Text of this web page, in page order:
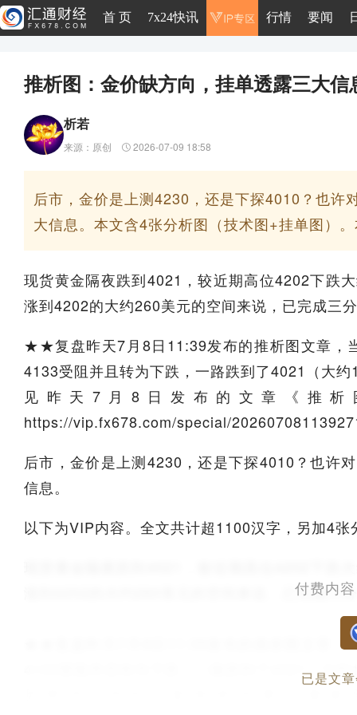
首 页 7x24快讯 行情 要闻
推析图：金价缺方向，挂单透露三大信
析若
来源：原创 2026-07-09 18:58
后市，金价是上测4230，还是下探4010？也许
大信息。本文含4张分析图（技术图+挂单图）
现货黄金隔夜跌到4021，较近期高位4202下跌
涨到4202的大约260美元的空间来说，已完成三
★★复盘昨天7月8日11:39发布的推析图文章，
4133受阻并且转为下跌，一路跌到了4021（大
见昨天7月8日发布的文章《推析
https://vip.fx678.com/special/
后市，金价是上测4230，还是下探4010？也许
信息。
以下为VIP内容。全文共计超1100汉字，另加4
涨到4202的大约260美元的空间来说，已完成三
★★复盘昨天7月8日11:39发布的推析图文章，
4133受阻并且转为下跌，一路跌到了4021（大
付费内
已是文